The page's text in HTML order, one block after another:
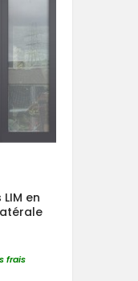
en
frais